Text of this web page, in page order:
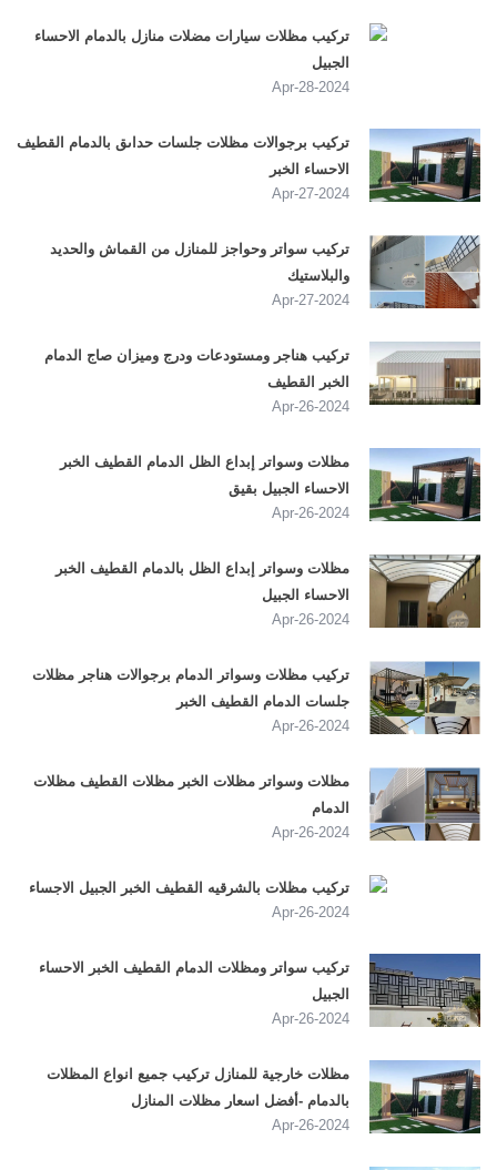
تركيب مظلات سيارات مضلات منازل بالدمام الاحساء
الجبيل
2024-Apr-28
تركيب برجوالات مظلات جلسات حداىق بالدمام القطيف
الاحساء الخبر
2024-Apr-27
تركيب سواتر وحواجز للمنازل من القماش والحديد
والبلاستيك
2024-Apr-27
تركيب هناجر ومستودعات ودرج وميزان صاج الدمام
الخبر القطيف
2024-Apr-26
مظلات وسواتر إبداع الظل الدمام القطيف الخبر
الاحساء الجبيل بقيق
2024-Apr-26
مظلات وسواتر إبداع الظل بالدمام القطيف الخبر
الاحساء الجبيل
2024-Apr-26
تركيب مظلات وسواتر الدمام برجوالات هناجر مظلات
جلسات الدمام القطيف الخبر
2024-Apr-26
مظلات وسواتر مظلات الخبر مظلات القطيف مظلات
الدمام
2024-Apr-26
تركيب مظلات بالشرقيه القطيف الخبر الجبيل الاجساء
2024-Apr-26
تركيب سواتر ومظلات الدمام القطيف الخبر الاحساء
الجبيل
2024-Apr-26
مظلات خارجية للمنازل تركيب جميع انواع المظلات
بالدمام -أفضل اسعار مظلات المنازل
2024-Apr-26